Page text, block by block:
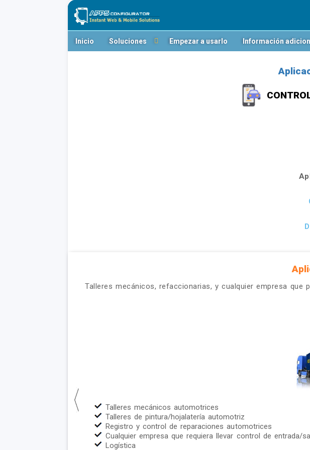
Inicio Soluciones Empezar a usarlo Información
Talleres mecánicos, refaccionarias, y cualquier empresa
Talleres mecánicos automotrices
Talleres de pintura/hojalatería automotriz
Registro y control de reparaciones automotrices
Cualquier empresa que requiera llevar control de entrada/
Logística